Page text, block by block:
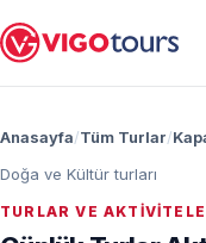
Anasayfa Tüm Turlar
Doğa ve Kültür turları
TURLAR VE